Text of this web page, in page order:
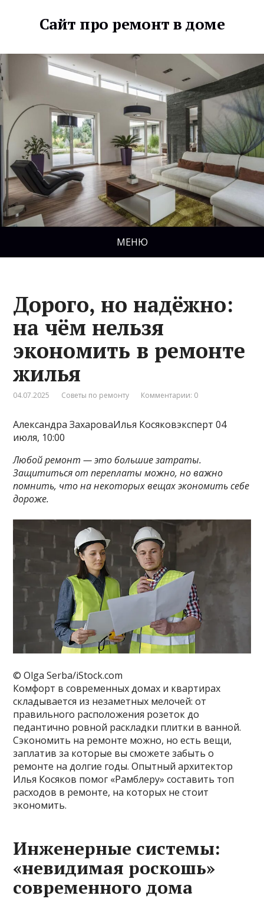
Сайт про ремонт в доме
МЕНЮ
Дорого, но надёжно:
на чём нельзя
экономить в ремонте
жилья
04.07.2025 Советы по ремонту Комментарии: 0
Александра ЗахароваИлья Косяковэксперт 04
июля, 10:00
Любой ремонт — это большие затраты.
Защититься от переплаты можно, но важно
помнить, что на некоторых вещах экономить себе
дороже.
© Olga Serba/iStock.com
Комфорт в современных домах и квартирах
складывается из незаметных мелочей: от
правильного расположения розеток до
педантично ровной раскладки плитки в ванной.
Сэкономить на ремонте можно, но есть вещи,
заплатив за которые вы сможете забыть о
ремонте на долгие годы. Опытный архитектор
Илья Косяков помог «Рамблеру» составить топ
расходов в ремонте, на которых не стоит
экономить.
Инженерные системы:
«невидимая роскошь»
современного дома